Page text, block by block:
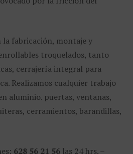
la fabricación, montaje y
troquelados, tanto
cerrajería integral para
Realizamos cualquier trabajo
aluminio. puertas, ventanas,
cerramientos, barandillas,
628 56 21 56 las 24 hrs. –